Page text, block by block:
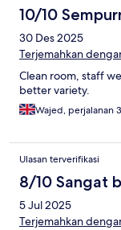
10/10
30 Des 2025
Terjemahkan
Clean room, staff
better variety.
Wajed, perjalanan
Ulasan terverifikasi
8/10 Sangat
5 Jul 2025
Terjemahkan